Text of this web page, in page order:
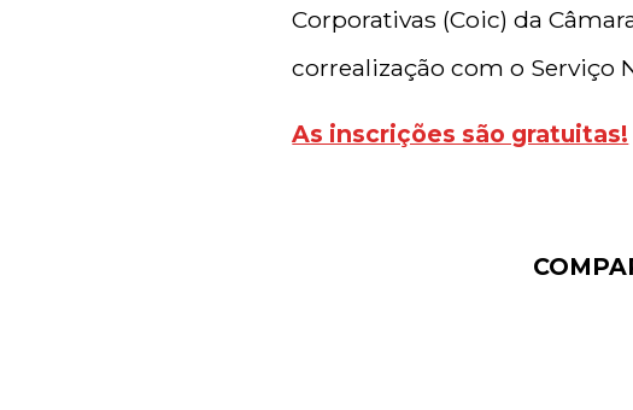
Corporativas (Coic) da
correalização com o Serviço
As inscrições são gratuitas!